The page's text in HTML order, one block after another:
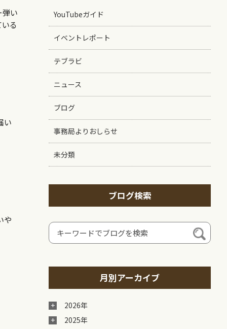
弾い
る
い
や
YouTubeガイド
イベントレポート
テブラビ
ニュース
ブログ
事務局よりおしらせ
未分類
ブログ検索
月別アーカイブ
2026年
2025年